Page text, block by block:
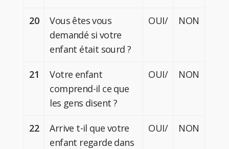
20
Vous êtes vous
demandé si votre
enfant était sourd ?
OUI/ NON
21
Votre enfant
comprend-il ce que
les gens disent ?
OUI/ NON
22
Arrive t-il que votre
enfant regarde dans
OUI/ NON